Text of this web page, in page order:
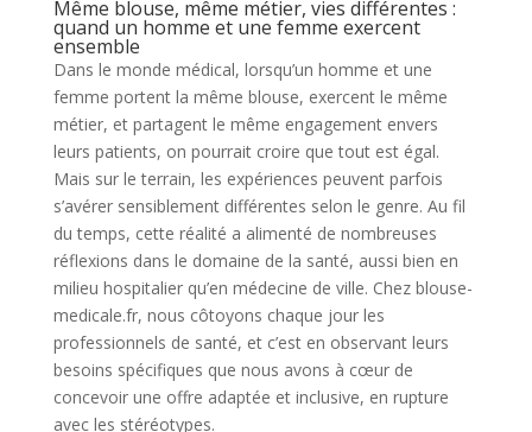
Même blouse, même métier, vies différentes :
quand un homme et une femme exercent
ensemble
Dans le monde médical, lorsqu’un homme et une
femme portent la même blouse, exercent le même
métier, et partagent le même engagement envers
leurs patients, on pourrait croire que tout est égal.
Mais sur le terrain, les expériences peuvent parfois
s’avérer sensiblement différentes selon le genre. Au fil
du temps, cette réalité a alimenté de nombreuses
réflexions dans le domaine de la santé, aussi bien en
milieu hospitalier qu’en médecine de ville. Chez blouse-
medicale.fr, nous côtoyons chaque jour les
professionnels de santé, et c’est en observant leurs
besoins spécifiques que nous avons à cœur de
concevoir une offre adaptée et inclusive, en rupture
avec les stéréotypes.